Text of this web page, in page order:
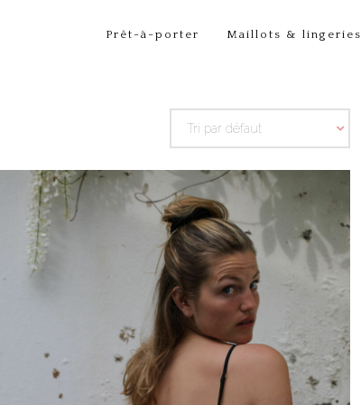
Prêt-à-porter Maillots & lingeries
Tri par défaut